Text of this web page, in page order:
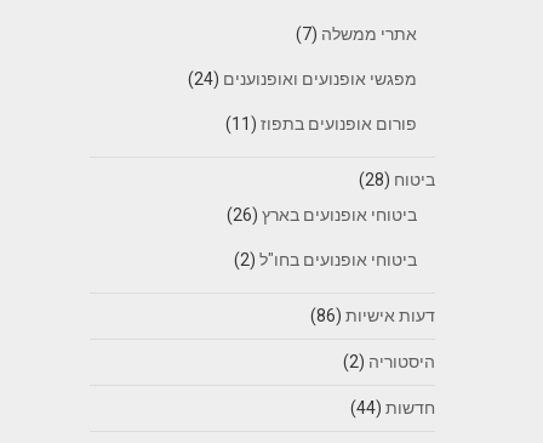
אתרי ממשלה (7)
מפגשי אופנועים ואופנוענים (24)
פורום אופנועים בתפוז(11)
ביטוח (28)
ביטוחי אופנועים בארץ(26)
ביטוחי אופנועים בחו"ל(2)
דעות אישיות(86)
היסטוריה (2)
חדשות(44)